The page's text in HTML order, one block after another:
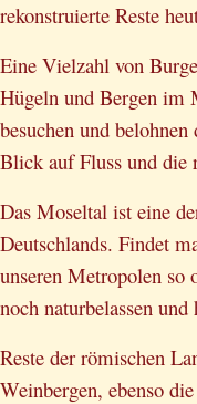
rekonstruierte Reste
Eine Vielzahl von
Hügeln und Bergen im
besuchen und
Blick auf Fluss und die
Das Moseltal ist eine
Deutschlands. Findet
unseren Metropolen
noch naturbelassen
Reste der römischen
Weinbergen, ebenso